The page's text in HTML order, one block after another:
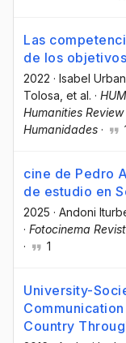
Las
de los
2022 · Isabel
Tolosa , et al. ·
Humanities
Humanidades ·
cine de Pedro
de estudio en
2025 · Andoni
· Fotocinema
·
1
University-
Country